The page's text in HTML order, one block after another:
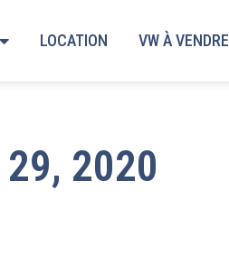
LOCATION VW À VENDRE
2020